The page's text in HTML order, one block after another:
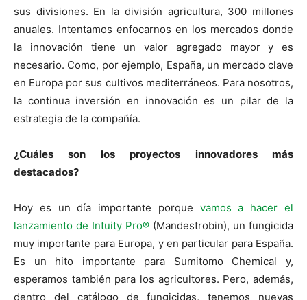
sus divisiones. En la división agricultura, 300 millones
anuales. Intentamos enfocarnos en los mercados donde
la innovación tiene un valor agregado mayor y es
necesario. Como, por ejemplo, España, un mercado clave
en Europa por sus cultivos mediterráneos. Para nosotros,
la continua inversión en innovación es un pilar de la
estrategia de la compañía.
¿Cuáles son los proyectos innovadores más
destacados?
Hoy es un día importante porque vamos a hacer el
lanzamiento de Intuity Pro® (Mandestrobin), un fungicida
muy importante para Europa, y en particular para España.
Es un hito importante para Sumitomo Chemical y,
esperamos también para los agricultores. Pero, además,
dentro del catálogo de fungicidas, tenemos nuevas